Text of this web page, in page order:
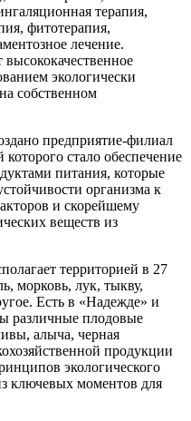
терапия,
фитотерапия,
лечение.
экологически
собственном
предприятие-филиал
стало обеспечение
питания, которые
организма к
и скорейшему
веществ из
территорией в 27
морковь, лук, тыкву,
Есть в «Надежде» и
различные плодовые
алыча, черная
продукции
экологического
ключевых моментов для